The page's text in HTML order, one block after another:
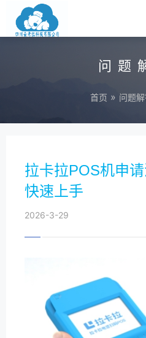
问题
首页 » 问题
拉卡拉POS机申
快速上手
2026-3-29